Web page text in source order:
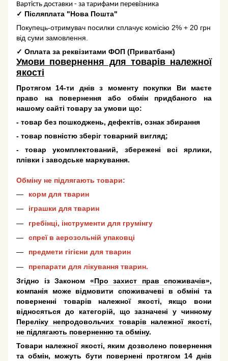
Вартість доставки - за тарифами перевізника
✓ Післяплата "Нова Пошта"
Покупець-отримувач посилки сплачує комісію 2% + 20 грн
від суми замовлення.
✓ Оплата за реквізитами ФОП (Приватбанк)
Умови повернення для товарів належної
якості
Протягом 14-ти днів з моменту покупки Ви маєте
право на повернення або обмін придбаного на
нашому сайті товару за умови що:
- товар без пошкоджень, дефектів, ознак збирання
- товар повністю зберіг товарний вигляд;
- товар укомплектований, збережені всі ярлики,
плівки і заводське маркування.
Обміну не підлягають товари:
корм для тварин
іграшки для тварин
гребінці, інструменти для грумінгу
спреї в аерозольній упаковці
предмети гігієни для тварин
препарати для лікування тварин.
Згідно із Законом «Про захист прав споживачів»,
компанія може відмовити споживачеві в обміні та
поверненні товарів належної якості, якщо вони
відносяться до категорій, що зазначені у чинному
Переліку непродовольчих товарів належної якості,
не підлягають поверненню та обміну.
Товари належної якості, яким дозволено повернення
та обмін, можуть бути повернені протягом 14 днів